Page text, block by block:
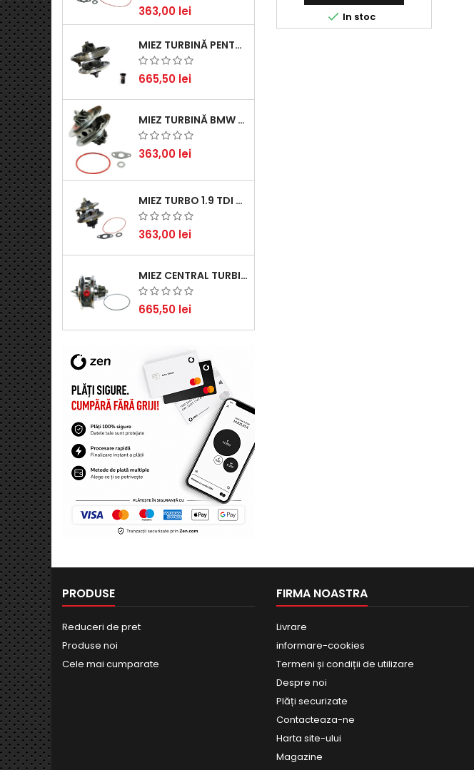
363,00 lei
MIEZ TURBINĂ PENTRU AUDI, SEAT, SKODA ȘI VOLKSWAGEN - MOTORIZĂRI 2.0 TDI 103KW 140CP
665,50 lei
MIEZ TURBINĂ BMW SERIA 1 (E81, E87) 120 D - CREȘTEȚI PERFORMANȚA ȘI RĂSPUNSUL MOTORULUI
363,00 lei
MIEZ TURBO 1.9 TDI - PERFORMANȚĂ FIABILĂ PENTRU AUDI, SEAT, SKODA ȘI VW
363,00 lei
MIEZ CENTRAL TURBINĂ SUZUKI GRAND ESCUDO II 1.9 DDIS TRACȚIUNE INTEGRALĂ - MOTORIZARE 1.9L, 95 KW (129 CP)
665,50 lei
 In stoc
PRODUSE
Reduceri de pret
Produse noi
Cele mai cumparate
FIRMA NOASTRA
Livrare
informare-cookies
Termeni și condiții de utilizare
Despre noi
Plăți securizate
Contacteaza-ne
Harta site-ului
Magazine